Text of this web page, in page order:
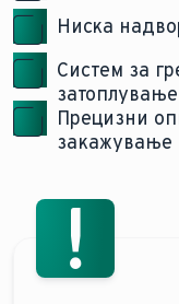
Ниска
Систем за
затоплување
Прецизни
закажување